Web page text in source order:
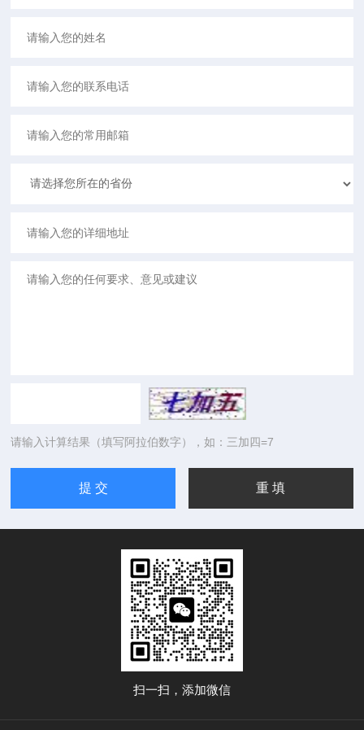
请输入计算结果（填写阿拉伯数字），如：三加四=7
扫一扫，添加微信